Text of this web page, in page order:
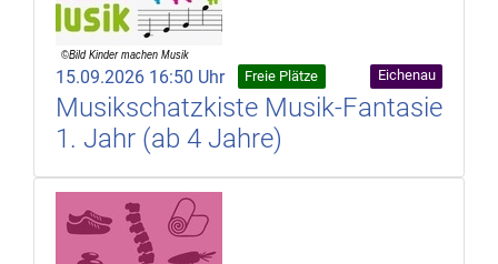
15.09.2026 16:50 Uhr Freie Plätze Eichenau
Musikschatzkiste Musik-Fantasie
1. Jahr (ab 4 Jahre)